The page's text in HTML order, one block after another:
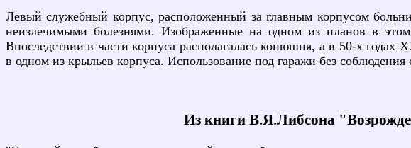
Левый служебный корпус, расположенный за главным корпусом
неизлечимыми болезнями. Изображенные на одном из планов в
Впоследствии в части корпуса располагалась конюшня, а в 50-х
в одном из крыльев корпуса. Использование под гаражи без
Из книги В.Я.Либсона